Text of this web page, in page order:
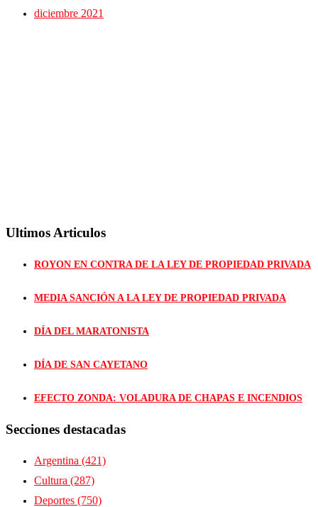
diciembre 2021
Ultimos Articulos
ROYON EN CONTRA DE LA LEY DE PROPIEDAD PRIVADA
MEDIA SANCIÓN A LA LEY DE PROPIEDAD PRIVADA
DÍA DEL MARATONISTA
DÍA DE SAN CAYETANO
EFECTO ZONDA: VOLADURA DE CHAPAS E INCENDIOS
Secciones destacadas
Argentina (421)
Cultura (287)
Deportes (750)